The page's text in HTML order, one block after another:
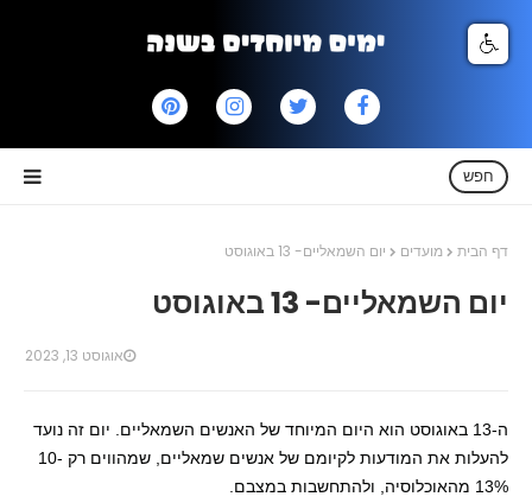
חפש
דף הבית מועדים יום השמאליים- 13 באוגוסט
יום השמאליים- 13 באוגוסט
אוגוסט 13, 2023
ה-13 באוגוסט הוא היום המיוחד של האנשים השמאליים. יום זה נועד
להעלות את המודעות לקיומם של אנשים שמאליים, שמהווים רק 10-
13% מהאוכלוסיה, ולהתחשבות במצבם.